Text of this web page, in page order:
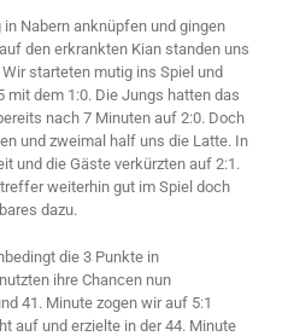
Nabern anknüpfen und gingen
den erkrankten Kian standen uns
starteten mutig ins Spiel und
mit dem 1:0. Die Jungs hatten das
nach 7 Minuten auf 2:0. Doch
und zweimal half uns die Latte. In
und die Gäste verkürzten auf 2:1.
weiterhin gut im Spiel doch
dazu.
die 3 Punkte in
ihre Chancen nun
41. Minute zogen wir auf 5:1
auf und erzielte in der 44. Minute